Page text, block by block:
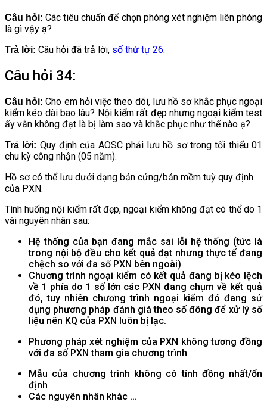
Câu hỏi:Các tiêu chuẩn để chọn phòng xét nghiệm liên phòng
là gì vậy ạ?
Trả lời: Câu hỏi đã trả lời, số thứ tự 26.
Câu hỏi 34:
Câu hỏi:Cho em hỏi việc theo dõi, lưu hồ sơ khắc phục ngoại
kiểm kéo dài bao lâu? Nội kiểm rất đẹp nhưng ngoại kiểm test
ấy vẫn không đạt là bị làm sao và khắc phục như thế nào ạ?
Trả lời: Quy định của AOSC phải lưu hồ sơ trong tối thiểu 01
chu kỳ công nhận (05 năm).
Hồ sơ có thể lưu dưới dạng bản cứng/bản mềm tuỳ quy định
của PXN.
Tình huống nội kiểm rất đẹp, ngoại kiểm không đạt có thể do 1
vài nguyên nhân sau:
Hệ thống của bạn đang mắc sai lỗi hệ thống (tức là
trong nội bộ đều cho kết quả đạt nhưng thực tế đang
chệch so với đa số PXN bên ngoài)
Chương trình ngoại kiểm có kết quả đang bị kéo lệch
về 1 phía do 1 số lớn các PXN đang chụm về kết quả
đó, tuy nhiên chương trình ngoại kiểm đó đang sử
dụng phương pháp đánh giá theo số đông để xử lý số
liệu nên KQ của PXN luôn bị lạc.
Phương pháp xét nghiệm của PXN không tương đồng
với đa số PXN tham gia chương trình
Mẫu của chương trình không có tính đồng nhất/ổn
định
Các nguyên nhân khác …